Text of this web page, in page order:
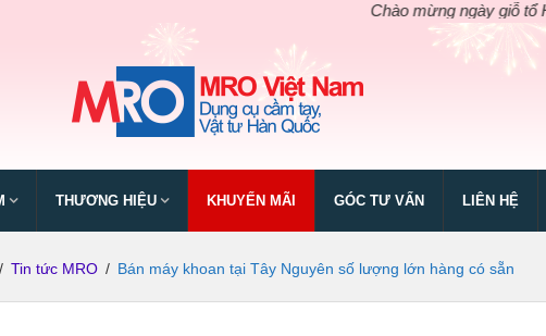
Chào mừng ngày giỗ tổ Hùng
THƯƠNG HIỆU KHUYẾN MÃI GÓC TƯ VẤN LIÊN HỆ
/ Tin tức MRO / Bán máy khoan tại Tây Nguyên số lượng lớn hàng có sẵn